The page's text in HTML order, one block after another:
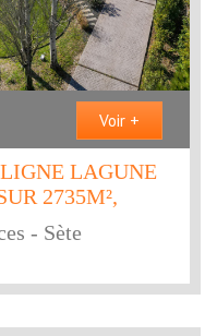
Voir +
LAGUNE
2735M²,
- Sète